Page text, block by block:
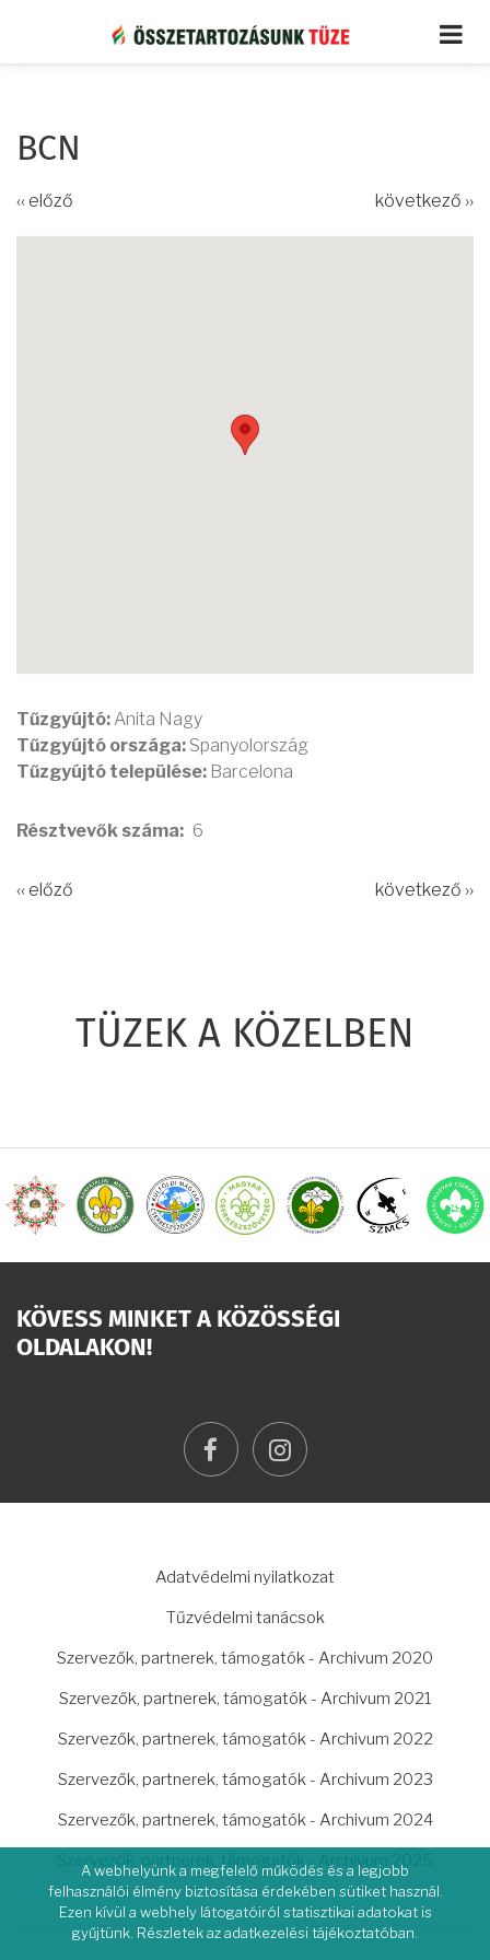
tartalomra
BCN
‹‹ előző következő ››
Tűzgyújtó: Anita Nagy
Tűzgyújtó országa: Spanyolország
Tűzgyújtó települése: Barcelona
Résztvevők száma 6
‹‹ előző következő ››
TÜZEK A KÖZELBEN
KÖVESS MINKET A KÖZÖSSÉGI
OLDALAKON!
facebookinstagram
Adatvédelmi nyilatkozat
Tűzvédelmi tanácsok
Szervezők, partnerek, támogatók - Archivum 2020
Szervezők, partnerek, támogatók - Archivum 2021
Szervezők, partnerek, támogatók - Archivum 2022
Szervezők, partnerek, támogatók - Archivum 2023
Szervezők, partnerek, támogatók - Archivum 2024
Szervezők, partnerek, támogatók - Archivum 2025
A webhelyünk a megfelelő működés és a legjobb
felhasználói élmény biztosítása érdekében sütiket használ.
Ezen kívül a webhely látogatóiról statisztikai adatokat is
gyűjtünk. Részletek az adatkezelési tájékoztatóban.